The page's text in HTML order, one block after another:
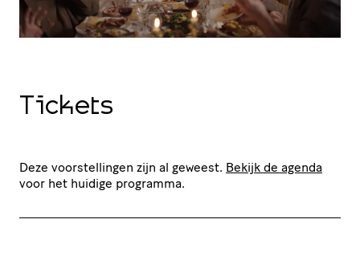
Tickets
Deze voorstellingen zijn al geweest. Bekijk de agenda
voor het huidige programma.